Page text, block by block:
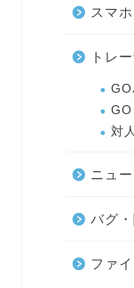
スマホ
トレ
GO
GO
対
ニュー
バグ
ファ